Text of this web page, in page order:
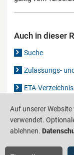
Auch in dieser
Suche
Zulassungs-
ETA-
Gutachten-
Auf unserer
verwendet.
ablehnen.